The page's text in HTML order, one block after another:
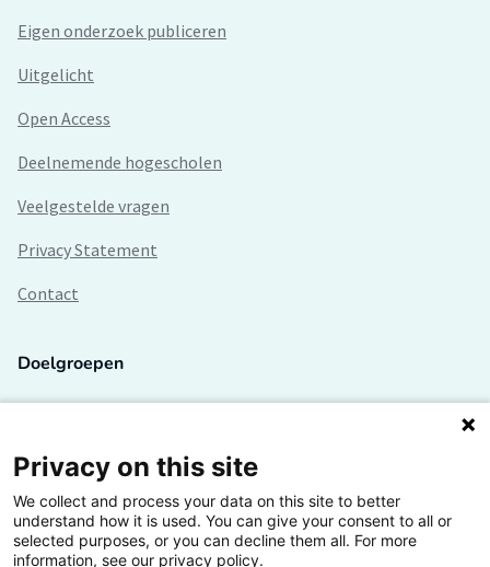
Eigen onderzoek publiceren
Uitgelicht
Open Access
Deelnemende hogescholen
Veelgestelde vragen
Privacy Statement
Contact
Doelgroepen
Lectoren en onderzoekers
Bedrijven
Hogescholen
Privacy on this site
We collect and process your data on this site to better
understand how it is used. You can give your consent to all or
selected purposes, or you can decline them all. For more
information, see our privacy policy.